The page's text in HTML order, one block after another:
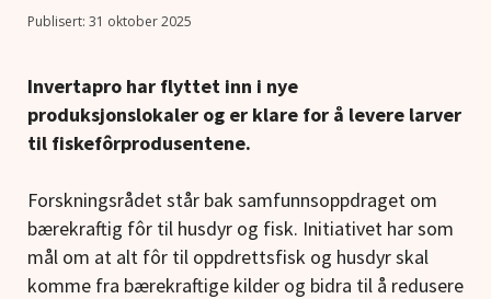
31 oktober 2025
Invertapro har flyttet inn i nye
produksjonslokaler og er klare for å levere larver
til fiskefôrprodusentene.
Forskningsrådet står bak samfunnsoppdraget om
bærekraftig fôr til husdyr og fisk. Initiativet har som
mål om at alt fôr til oppdrettsfisk og husdyr skal
komme fra bærekraftige kilder og bidra til å redusere